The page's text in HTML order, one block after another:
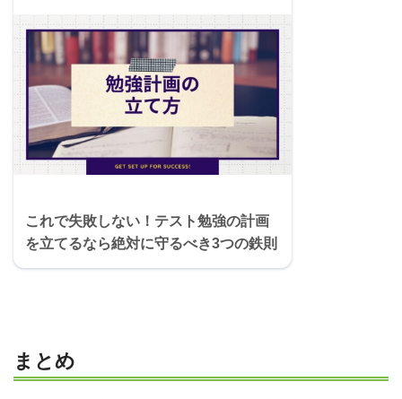
これで失敗しない！テスト勉強の計画
を立てるなら絶対に守るべき3つの鉄則
まとめ